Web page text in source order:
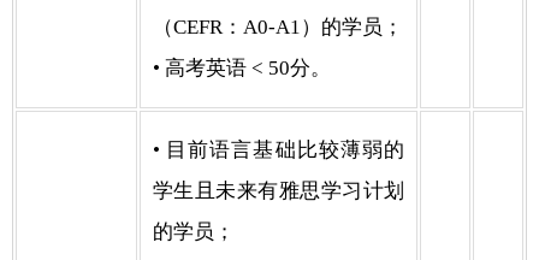
（CEFR：A0-A1）的学员；
• 高考英语 < 50分。
• 目前语言基础比较薄弱的
学生且未来有雅思学习计划
的学员；